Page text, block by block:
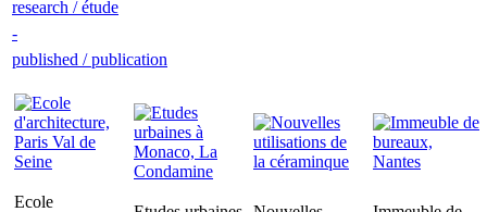
research / étude
-
published / publication
Ecole